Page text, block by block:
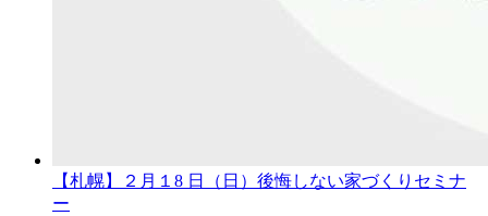
【札幌】２月１8 日 （日） 後悔しない家づくりセミナ
ー